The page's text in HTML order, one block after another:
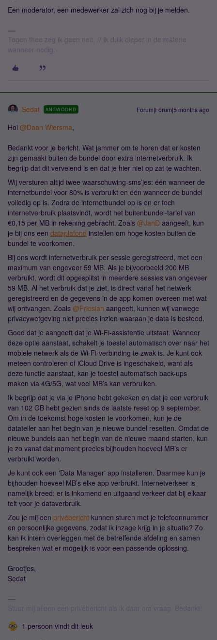
Een moderator, een medewerker zal zich nog bij je melden.
Tegen thee zeg ik geen nee. // Ik duik dieper in de materie
wanneer nodig.
Sedat ANTWOORD Forum|Forum|5 months ago
Hoi ​ @Daan Wiersma,
Bedankt voor je bericht. Wat jammer om te horen dat er kosten
zijn gemaakt buiten de bundel door extra internetverbruik. Ik
begrijp dat dit vervelend is en dat je hier niet op zat te wachten.
Wij versturen altijd twee waarschuwing-sms’jes: één wanneer de
internetbundel voor 80% is verbruikt en één wanneer de bundel
volledig op is. Zodra de internetbundel op is en er toch
internetverbruik plaatsvindt, wordt het buitenbundel-tarief van
€0,15 per MB in rekening gebracht. Zoals ​ @JanD aangeeft, kun
je bij ons een dataplafond instellen om hoge kosten buiten de
bundel te voorkomen.
Bij ons wordt internetverbruik per sessie geregistreerd, met een
maximum van ongeveer 59 MB. Als je bijvoorbeeld 200 MB
verbruikt, wordt dit opgesplitst in meerdere sessies van ongeveer
59 MB. Al het verbruik dat je ziet, is direct vanaf het netwerk
geregistreerd en de gegevens in de app komen overeen met wat
wij ontvangen. Zoals ​ @Friesian aangeeft, kunnen wij vanwege
privacywetgeving niet precies inzien waaraan je data is besteed.
Goed dat je aangeeft dat je Wi-Fi-assistentie uitstaat. Wanneer
deze optie aanstaat, schakelt je toestel automatisch over naar het
mobiele netwerk als de Wi-Fi-verbinding te zwak is. Je kunt ook
meteen controleren of iCloud Drive is ingeschakeld, want als
deze functie aanstaat, kan je toestel automatisch back-ups
maken via 4G/5G, wat veel MB’s kan verbruiken.
Ik begrijp dat je via je iPhone hebt gekeken en dat je een verbruik
van 102 GB hebt gezien sinds de laatste reset op 9 september.
Om in de toekomst hoge kosten te voorkomen, kun je de
datateller aan het begin van je nieuwe bundel resetten. Omdat de
nieuwe bundels aan het begin van de nieuwe maand starten, kun
je zo vanaf dat moment precies bijhouden hoeveel MB’s er
verbruikt worden.
Je kunt ook een 'Data Manager' app installeren. Daarmee kun je
bijhouden hoeveel MB’s elke app verbruikt. Internetverkeer is
namelijk breed: er is inkomend en uitgaand verkeer dat bij elkaar
telt voor je dataverbruik.
Zou je mij een privébericht kunnen sturen met je telefoonnummer
en persoonlijke gegevens, zodat ik inzage krijg in je situatie? Zo
kan ik intern overleggen met de betreffende afdeling en samen
bespreken wat er mogelijk is voor een passende oplossing.
Groetjes,
Sedat
1 persoon vindt dit leuk